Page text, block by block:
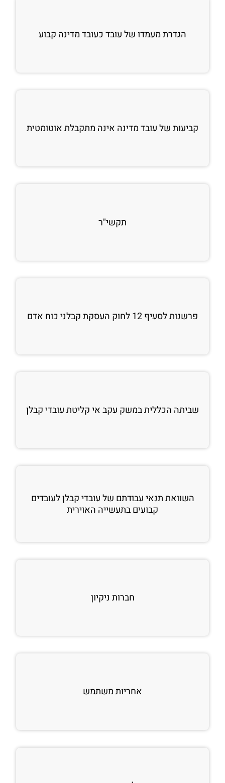
הגדרת מעמדו של עובד כעובד מדינה קבוע
קביעות של עובד מדינה אינה מתקבלת אוטומטית
תקשי"ר
פרשנות לסעיף 12 לחוק העסקת קבלני כוח אדם
שביתה הכללית במשק עקב אי קליטת עובדי קבלן
השוואת תנאי עבודתם של עובדי קבלן לעובדים
קבועים בתעשייה האוירית
חברות ניקיון
אחריות משתמש